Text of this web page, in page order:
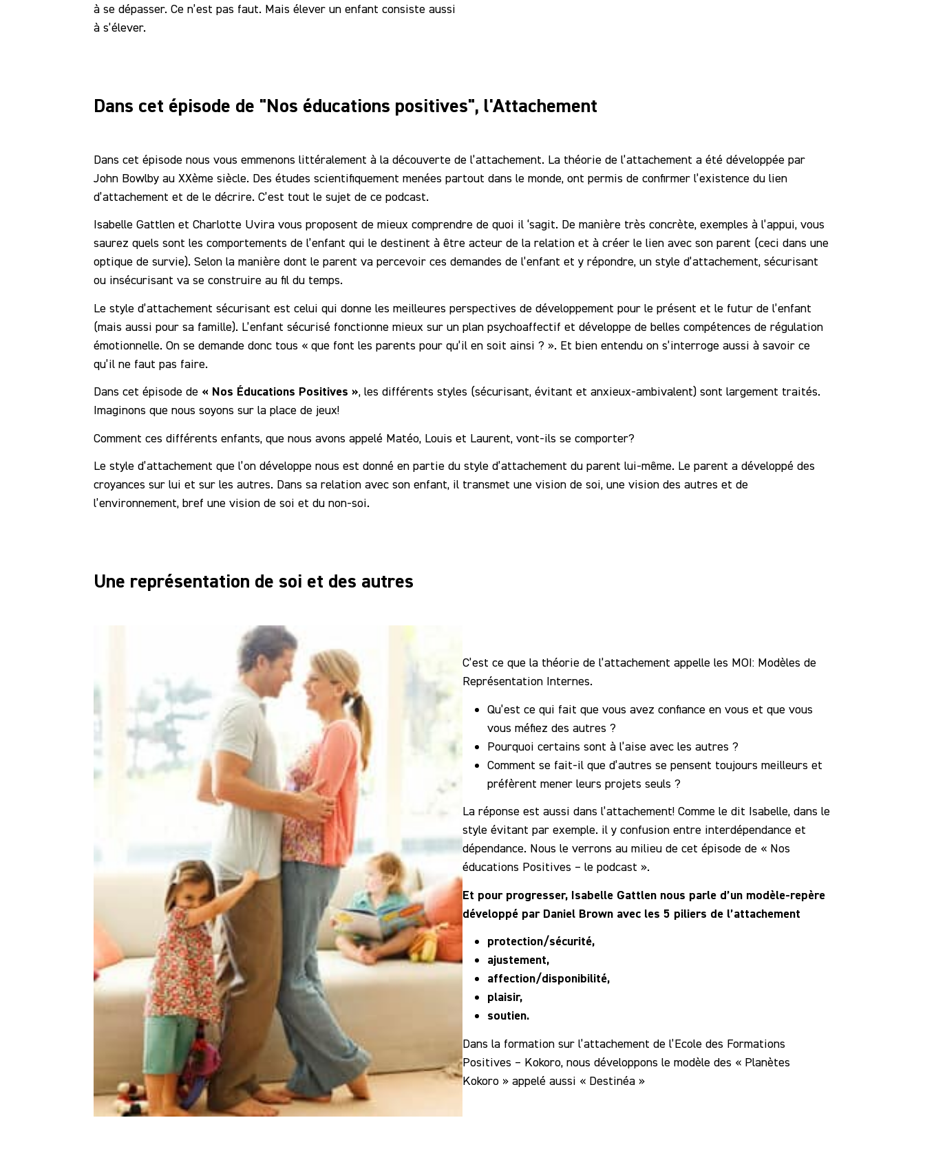
à se dépasser. Ce n’est pas faut. Mais élever un enfant consiste aussi
à s’élever.
Dans cet épisode de "Nos éducations positives", l'Attachement
Dans cet épisode nous vous emmenons littéralement à la découverte de l’attachement. La théorie de l’attachement a été développée par
John Bowlby au XXème siècle. Des études scientifiquement menées partout dans le monde, ont permis de confirmer l’existence du lien
d’attachement et de le décrire. C’est tout le sujet de ce podcast.
Isabelle Gattlen et Charlotte Uvira vous proposent de mieux comprendre de quoi il ‘sagit. De manière très concrète, exemples à l’appui, vous
saurez quels sont les comportements de l’enfant qui le destinent à être acteur de la relation et à créer le lien avec son parent (ceci dans une
optique de survie). Selon la manière dont le parent va percevoir ces demandes de l’enfant et y répondre, un style d’attachement, sécurisant
ou insécurisant va se construire au fil du temps.
Le style d’attachement sécurisant est celui qui donne les meilleures perspectives de développement pour le présent et le futur de l’enfant
(mais aussi pour sa famille). L’enfant sécurisé fonctionne mieux sur un plan psychoaffectif et développe de belles compétences de régulation
émotionnelle. On se demande donc tous « que font les parents pour qu’il en soit ainsi ? ». Et bien entendu on s’interroge aussi à savoir ce
qu’il ne faut pas faire.
Dans cet épisode de « Nos Éducations Positives », les différents styles (sécurisant, évitant et anxieux-ambivalent) sont largement traités.
Imaginons que nous soyons sur la place de jeux!
Comment ces différents enfants, que nous avons appelé Matéo, Louis et Laurent, vont-ils se comporter?
Le style d’attachement que l’on développe nous est donné en partie du style d’attachement du parent lui-même. Le parent a développé des
croyances sur lui et sur les autres. Dans sa relation avec son enfant, il transmet une vision de soi, une vision des autres et de
l’environnement, bref une vision de soi et du non-soi.
Une représentation de soi et des autres
C’est ce que la théorie de l’attachement appelle les MOI: Modèles de
Représentation Internes.
Qu’est ce qui fait que vous avez confiance en vous et que vous
vous méfiez des autres ?
Pourquoi certains sont à l’aise avec les autres ?
Comment se fait-il que d’autres se pensent toujours meilleurs et
préfèrent mener leurs projets seuls ?
La réponse est aussi dans l’attachement! Comme le dit Isabelle, dans le
style évitant par exemple. il y confusion entre interdépendance et
dépendance. Nous le verrons au milieu de cet épisode de « Nos
éducations Positives – le podcast ».
Et pour progresser, Isabelle Gattlen nous parle d’un modèle-repère
développé par Daniel Brown avec les 5 piliers de l’attachement
protection/sécurité,
ajustement,
affection/disponibilité,
plaisir,
soutien.
Dans la formation sur l’attachement de l’Ecole des Formations
Positives – Kokoro, nous développons le modèle des « Planètes
Kokoro » appelé aussi « Destinéa »